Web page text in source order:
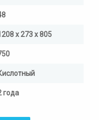
x 273 x 805
года